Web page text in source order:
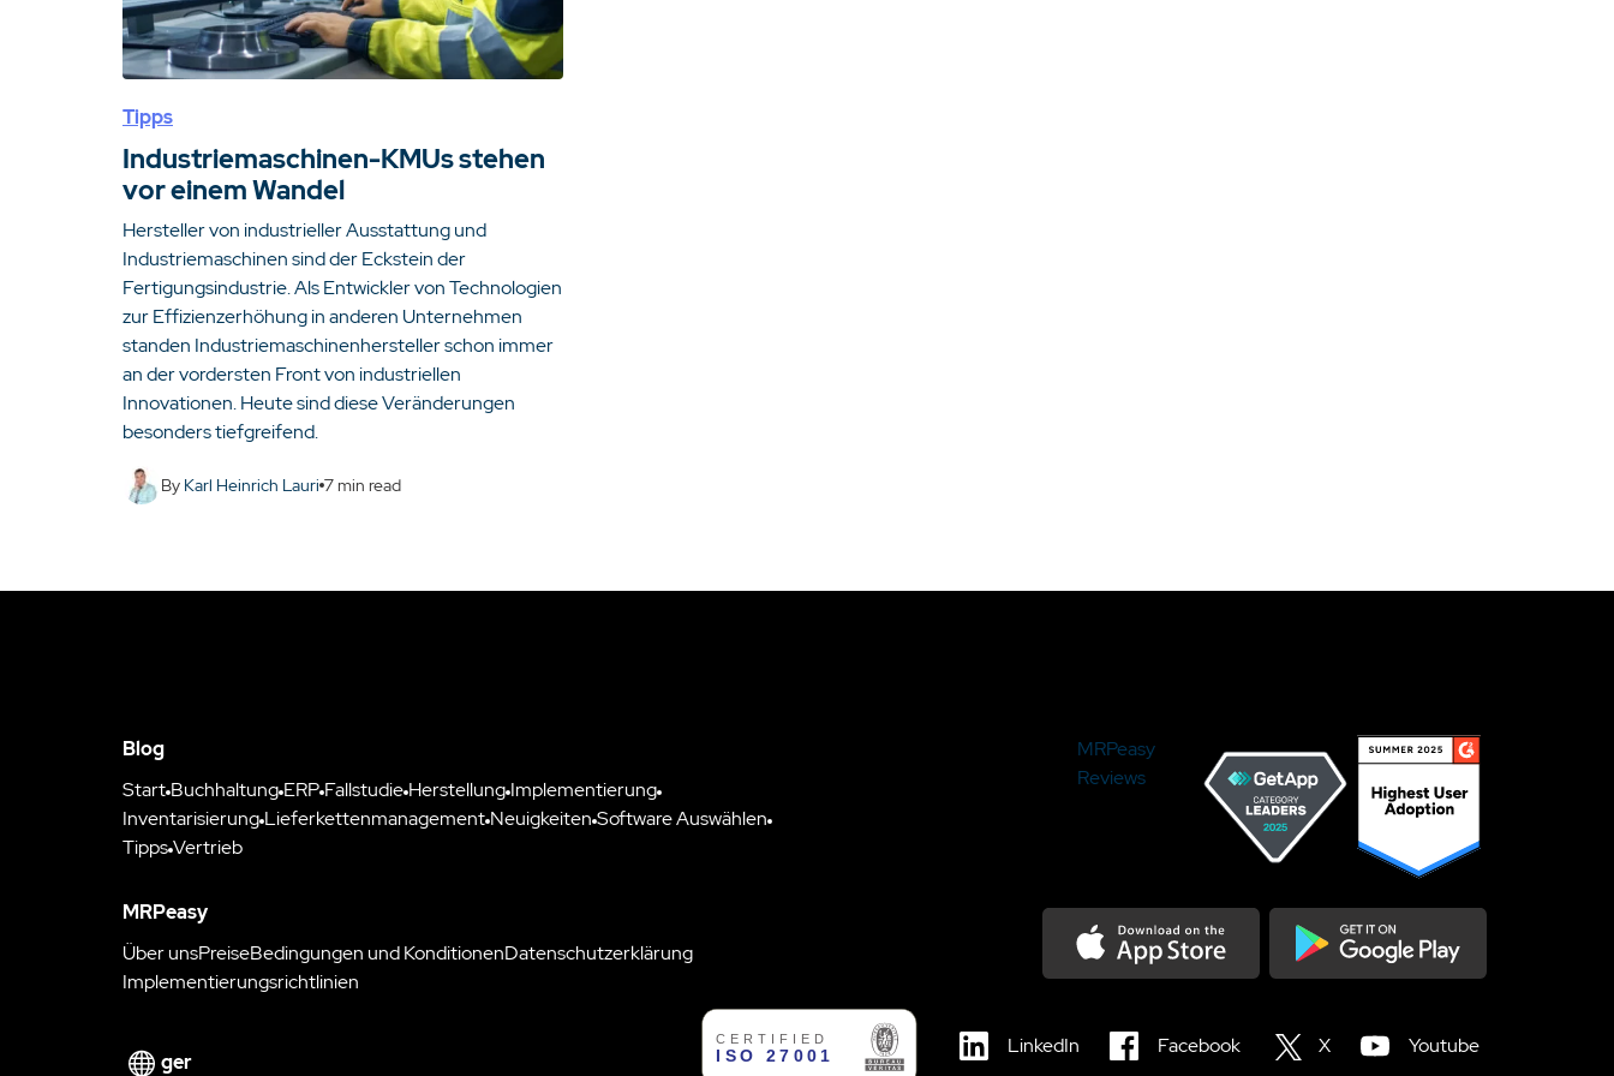
Tipps
Industriemaschinen-KMUs stehen
vor einem Wandel
Hersteller von industrieller Ausstattung und
Industriemaschinen sind der Eckstein der
Fertigungsindustrie. Als Entwickler von Technologien
zur Effizienzerhöhung in anderen Unternehmen
standen Industriemaschinenhersteller schon immer
an der vordersten Front von industriellen
Innovationen. Heute sind diese Veränderungen
besonders tiefgreifend.
By Karl Heinrich Lauri 7min read
Blog
Start Buchhaltung ERP Fallstudie Herstellung Implementierung
Inventarisierung Lieferkettenmanagement Neuigkeiten Software Auswählen
TippsVertrieb
MRPeasy
Über unsPreiseBedingungen und KonditionenDatenschutzerklärung
Implementierungsrichtlinien
MRPeasy
Reviews
ger
LinkedIn Facebook X Youtube